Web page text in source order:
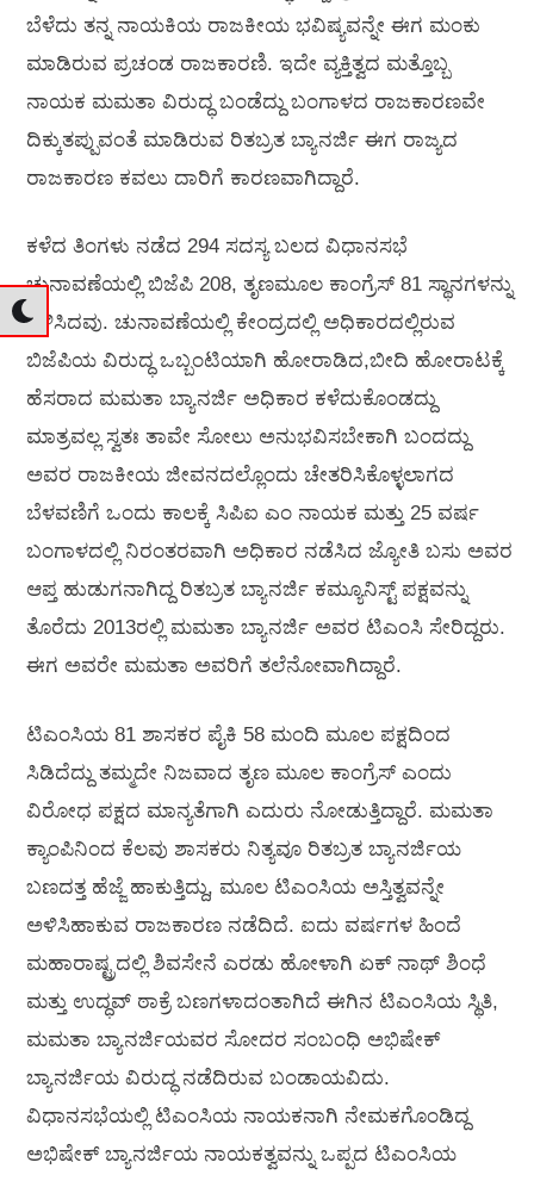
ಬೆಳೆದು ತನ್ನ ನಾಯಕಿಯ ರಾಜಕೀಯ ಭವಿಷ್ಯವನ್ನೇ ಈಗ ಮಂಕು
ಮಾಡಿರುವ ಪ್ರಚಂಡ ರಾಜಕಾರಣಿ. ಇದೇ ವ್ಯಕ್ತಿತ್ವದ ಮತ್ತೊಬ್ಬ
ನಾಯಕ ಮಮತಾ ವಿರುದ್ಧ ಬಂಡೆದ್ದು ಬಂಗಾಳದ ರಾಜಕಾರಣವೇ
ದಿಕ್ಕುತಪ್ಪುವಂತೆ ಮಾಡಿರುವ ರಿತಬ್ರತ ಬ್ಯಾನರ್ಜಿ ಈಗ ರಾಜ್ಯದ
ರಾಜಕಾರಣ ಕವಲು ದಾರಿಗೆ ಕಾರಣವಾಗಿದ್ದಾರೆ.
ಕಳೆದ ತಿಂಗಳು ನಡೆದ 294 ಸದಸ್ಯ ಬಲದ ವಿಧಾನಸಭೆ
ಚುನಾವಣೆಯಲ್ಲಿ ಬಿಜೆಪಿ 208, ತೃಣಮೂಲ ಕಾಂಗ್ರೆಸ್ 81 ಸ್ಥಾನಗಳನ್ನು
ಗಳಿಸಿದವು. ಚುನಾವಣೆಯಲ್ಲಿ ಕೇಂದ್ರದಲ್ಲಿ ಅಧಿಕಾರದಲ್ಲಿರುವ
ಬಿಜೆಪಿಯ ವಿರುದ್ಧ ಒಬ್ಬಂಟಿಯಾಗಿ ಹೋರಾಡಿದ,ಬೀದಿ ಹೋರಾಟಕ್ಕೆ
ಹೆಸರಾದ ಮಮತಾ ಬ್ಯಾನರ್ಜಿ ಅಧಿಕಾರ ಕಳೆದುಕೊಂಡದ್ದು
ಮಾತ್ರವಲ್ಲ ಸ್ವತಃ ತಾವೇ ಸೋಲು ಅನುಭವಿಸಬೇಕಾಗಿ ಬಂದದ್ದು
ಅವರ ರಾಜಕೀಯ ಜೀವನದಲ್ಲೊಂದು ಚೇತರಿಸಿಕೊಳ್ಳಲಾಗದ
ಬೆಳವಣಿಗೆ ಒಂದು ಕಾಲಕ್ಕೆ ಸಿಪಿಐ ಎಂ ನಾಯಕ ಮತ್ತು 25 ವರ್ಷ
ಬಂಗಾಳದಲ್ಲಿ ನಿರಂತರವಾಗಿ ಅಧಿಕಾರ ನಡೆಸಿದ ಜ್ಯೋತಿ ಬಸು ಅವರ
ಆಪ್ತ ಹುಡುಗನಾಗಿದ್ದ ರಿತಬ್ರತ ಬ್ಯಾನರ್ಜಿ ಕಮ್ಯೂನಿಸ್ಟ್ ಪಕ್ಷವನ್ನು
ತೊರೆದು 2013ರಲ್ಲಿ ಮಮತಾ ಬ್ಯಾನರ್ಜಿ ಅವರ ಟಿಎಂಸಿ ಸೇರಿದ್ದರು.
ಈಗ ಅವರೇ ಮಮತಾ ಅವರಿಗೆ ತಲೆನೋವಾಗಿದ್ದಾರೆ.
ಟಿಎಂಸಿಯ 81 ಶಾಸಕರ ಪೈಕಿ 58 ಮಂದಿ ಮೂಲ ಪಕ್ಷದಿಂದ
ಸಿಡಿದೆದ್ದು ತಮ್ಮದೇ ನಿಜವಾದ ತೃಣ ಮೂಲ ಕಾಂಗ್ರೆಸ್ ಎಂದು
ವಿರೋಧ ಪಕ್ಷದ ಮಾನ್ಯತೆಗಾಗಿ ಎದುರು ನೋಡುತ್ತಿದ್ದಾರೆ. ಮಮತಾ
ಕ್ಯಾಂಪಿನಿಂದ ಕೆಲವು ಶಾಸಕರು ನಿತ್ಯವೂ ರಿತಬ್ರತ ಬ್ಯಾನರ್ಜಿಯ
ಬಣದತ್ತ ಹೆಜ್ಜೆ ಹಾಕುತ್ತಿದ್ದು, ಮೂಲ ಟಿಎಂಸಿಯ ಅಸ್ತಿತ್ವವನ್ನೇ
ಅಳಿಸಿಹಾಕುವ ರಾಜಕಾರಣ ನಡೆದಿದೆ. ಐದು ವರ್ಷಗಳ ಹಿಂದೆ
ಮಹಾರಾಷ್ಟ್ರದಲ್ಲಿ ಶಿವಸೇನೆ ಎರಡು ಹೋಳಾಗಿ ಏಕ್ ನಾಥ್ ಶಿಂಧೆ
ಮತ್ತು ಉದ್ಧವ್ ಠಾಕ್ರೆ ಬಣಗಳಾದಂತಾಗಿದೆ ಈಗಿನ ಟಿಎಂಸಿಯ ಸ್ಥಿತಿ,
ಮಮತಾ ಬ್ಯಾನರ್ಜಿಯವರ ಸೋದರ ಸಂಬಂಧಿ ಅಭಿಷೇಕ್
ಬ್ಯಾನರ್ಜಿಯ ವಿರುದ್ಧ ನಡೆದಿರುವ ಬಂಡಾಯವಿದು.
ವಿಧಾನಸಭೆಯಲ್ಲಿ ಟಿಎಂಸಿಯ ನಾಯಕನಾಗಿ ನೇಮಕಗೊಂಡಿದ್ದ
ಅಭಿಷೇಕ್ ಬ್ಯಾನರ್ಜಿಯ ನಾಯಕತ್ವವನ್ನು ಒಪ್ಪದ ಟಿಎಂಸಿಯ